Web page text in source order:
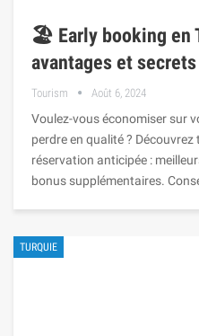
🏖️ Early booking en
avantages et
Tourism Août 6, 2024
Voulez-vous économiser sur
perdre en qualité ?
réservation anticipée :
bonus supplémentaires.
TURQUIE